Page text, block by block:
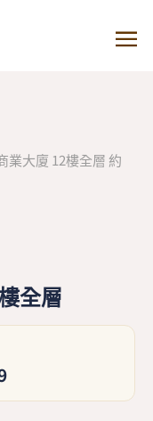
業大廈 12樓全層 約
全層